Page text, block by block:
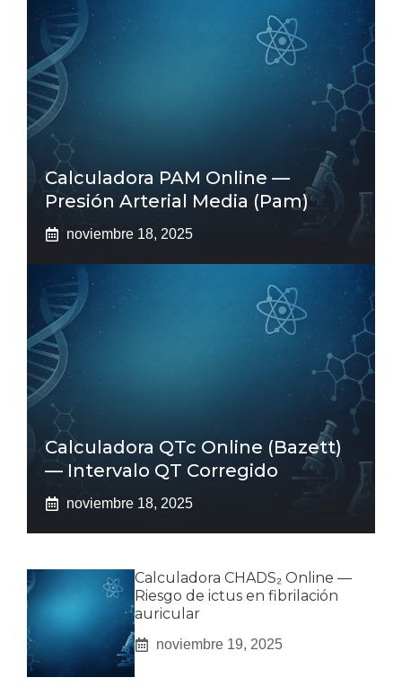
Calculadora PAM Online —
Presión Arterial Media (pam)
noviembre 18, 2025
Calculadora QTc Online (Bazett)
— Intervalo QT Corregido
noviembre 18, 2025
Calculadora CHADS₂ Online —
Riesgo de ictus en fibrilación
auricular
noviembre 19, 2025